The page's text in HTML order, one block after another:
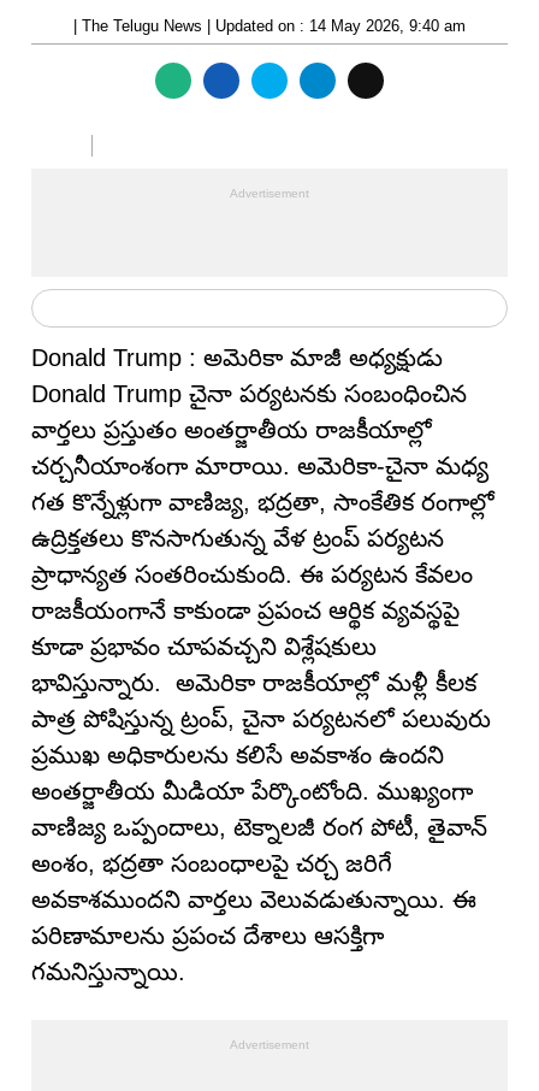
| The Telugu News | Updated on : 14 May 2026, 9:40 am
Donald Trump : అమెరికా మాజీ అధ్యక్షుడు
Donald Trump చైనా పర్యటనకు సంబంధించిన
వార్తలు ప్రస్తుతం అంతర్జాతీయ రాజకీయాల్లో
చర్చనీయాంశంగా మారాయి. అమెరికా-చైనా మధ్య
గత కొన్నేళ్లుగా వాణిజ్య, భద్రతా, సాంకేతిక రంగాల్లో
ఉద్రిక్తతలు కొనసాగుతున్న వేళ ట్రంప్ పర్యటన
ప్రాధాన్యత సంతరించుకుంది. ఈ పర్యటన కేవలం
రాజకీయంగానే కాకుండా ప్రపంచ ఆర్థిక వ్యవస్థపై
కూడా ప్రభావం చూపవచ్చని విశ్లేషకులు
భావిస్తున్నారు. అమెరికా రాజకీయాల్లో మళ్లీ కీలక
పాత్ర పోషిస్తున్న ట్రంప్, చైనా పర్యటనలో పలువురు
ప్రముఖ అధికారులను కలిసే అవకాశం ఉందని
అంతర్జాతీయ మీడియా పేర్కొంటోంది. ముఖ్యంగా
వాణిజ్య ఒప్పందాలు, టెక్నాలజీ రంగ పోటీ, తైవాన్
అంశం, భద్రతా సంబంధాలపై చర్చ జరిగే
అవకాశముందని వార్తలు వెలువడుతున్నాయి. ఈ
పరిణామాలను ప్రపంచ దేశాలు ఆసక్తిగా
గమనిస్తున్నాయి.